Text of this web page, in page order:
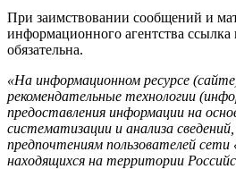
При заимствовании сообщений и
информационного агентства ссылка
обязательна.
«На информационном ресурсе
рекомендательные технологии
предоставления информации на
систематизации и анализа
предпочтениям пользователей
находящихся на территории